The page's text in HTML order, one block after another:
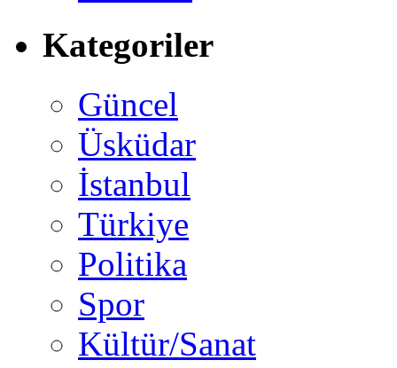
Kategoriler
Güncel
Üsküdar
İstanbul
Türkiye
Politika
Spor
Kültür/Sanat